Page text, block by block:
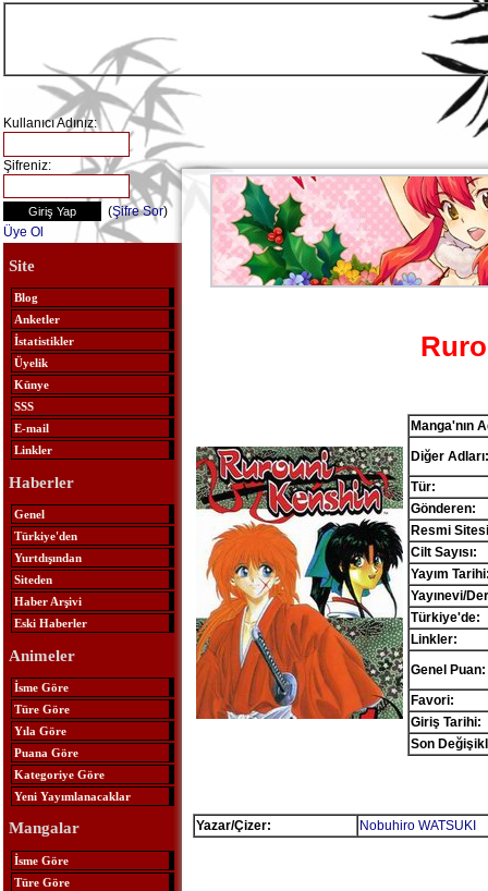
Kullanıcı Adınız:
Şifreniz:
(Şifre Sor)
Üye Ol
Site
Blog
Anketler
İstatistikler
Üyelik
Künye
SSS
E-mail
Linkler
Haberler
Genel
Türkiye'den
Yurtdışından
Siteden
Haber Arşivi
Eski Haberler
Animeler
İsme Göre
Türe Göre
Yıla Göre
Puana Göre
Kategoriye Göre
Yeni Yayımlanacaklar
Mangalar
İsme Göre
Türe Göre
Manga'nın
Diğer Adları:
Tür:
Gönderen:
Resmi
Cilt Sayısı:
Yayım
Yayınevi/
Türkiye'de:
Linkler:
Genel Puan:
Favori:
Giriş Tarihi:
Son
Yazar/Çizer: Nobuhiro WATSUKI